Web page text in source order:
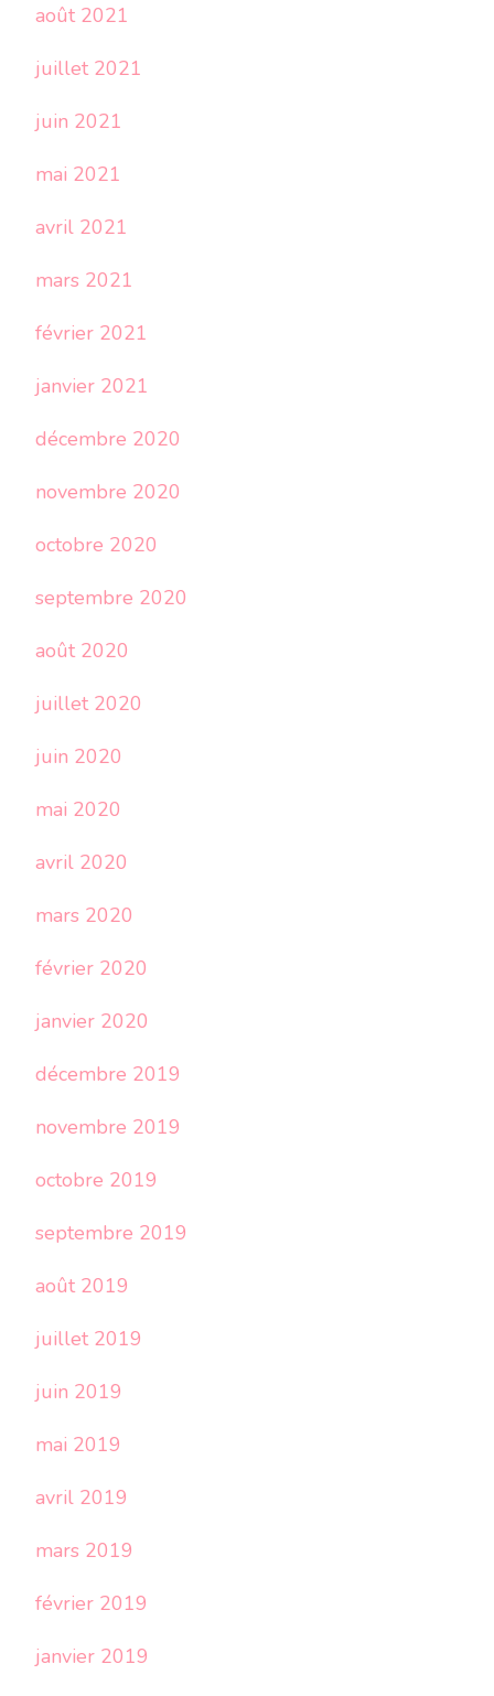
août 2021
juillet 2021
juin 2021
mai 2021
avril 2021
mars 2021
février 2021
janvier 2021
décembre 2020
novembre 2020
octobre 2020
septembre 2020
août 2020
juillet 2020
juin 2020
mai 2020
avril 2020
mars 2020
février 2020
janvier 2020
décembre 2019
novembre 2019
octobre 2019
septembre 2019
août 2019
juillet 2019
juin 2019
mai 2019
avril 2019
mars 2019
février 2019
janvier 2019